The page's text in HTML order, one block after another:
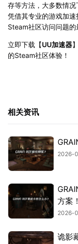
存等方法，大多数情
凭借其专业的游戏加
Steam社区访问问题的
立即下载【UU加速器
的Steam社区体验！
相关资讯
2026-
方案！
2026-
诡影